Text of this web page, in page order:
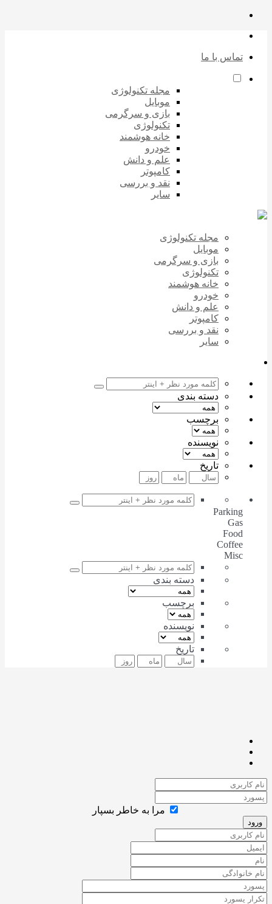
تماس با ما
مجله تکنولوژی
موبایل
بازی و سرگرمی
تکنولوژی
خانه هوشمند
خودرو
علم و دانش
کامپوتر
نقد و بررسی
سایر
مجله تکنولوژی
موبایل
بازی و سرگرمی
تکنولوژی
خانه هوشمند
خودرو
علم و دانش
کامپوتر
نقد و بررسی
سایر
دسته بندی
برچسب
نویسنده
تاریخ
Parking
Coffee
دسته بندی
برچسب
نویسنده
تاریخ
مرا به خاطر بسپار